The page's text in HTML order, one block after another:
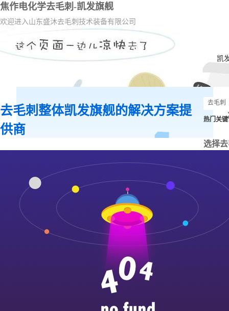
焦作电化学去毛刺-凯发旗舰
欢迎进入山东盛沐去毛刺技术装备有限公司
凯
去毛刺整体凯发旗舰的解决方案提
供商
热门关
选择